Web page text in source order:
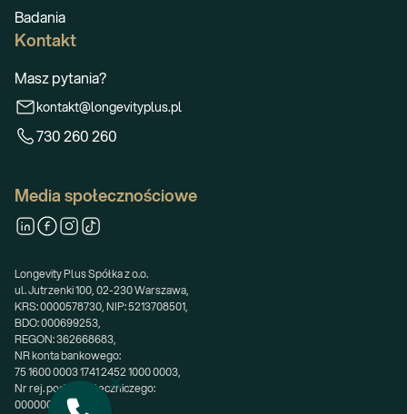
Badania
Kontakt
Masz pytania?
kontakt@longevityplus.pl
730 260 260
Media społecznościowe
Longevity Plus Spółka z o.o.
ul. Jutrzenki 100, 02-230 Warszawa,
KRS: 0000578730, NIP: 5213708501,
BDO: 000699253,
REGON: 362668683,
NR konta bankowego:
75 1600 0003 1741 2452 1000 0003,
Nr rej. podmiotu leczniczego:
000000200611.